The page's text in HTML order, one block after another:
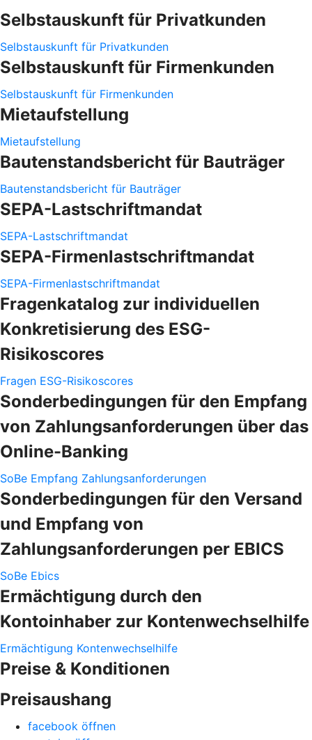
Selbstauskunft für Privatkunden
Selbstauskunft für Privatkunden
Selbstauskunft für Firmenkunden
Selbstauskunft für Firmenkunden
Mietaufstellung
Mietaufstellung
Bautenstandsbericht für Bauträger
Bautenstandsbericht für Bauträger
SEPA-Lastschriftmandat
SEPA-Lastschriftmandat
SEPA-Firmenlastschriftmandat
SEPA-Firmenlastschriftmandat
Fragenkatalog zur individuellen
Konkretisierung des ESG-
Risikoscores
Fragen ESG-Risikoscores
Sonderbedingungen für den Empfang
von Zahlungsanforderungen über das
Online-Banking
SoBe Empfang Zahlungsanforderungen
Sonderbedingungen für den Versand
und Empfang von
Zahlungsanforderungen per EBICS
SoBe Ebics
Ermächtigung durch den
Kontoinhaber zur Kontenwechselhilfe
Ermächtigung Kontenwechselhilfe
Preise & Konditionen
Preisaushang
facebook öffnen